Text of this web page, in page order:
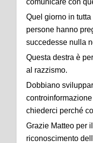
Quel giorno in
persone hanno
succedesse nulla
Questa destra è
al razzismo.
Dobbiano
chiederci perché
Grazie Matteo per
riconoscimento